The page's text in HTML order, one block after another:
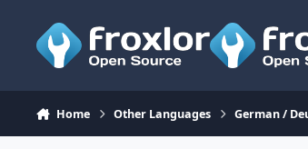
Home Other Languages German /